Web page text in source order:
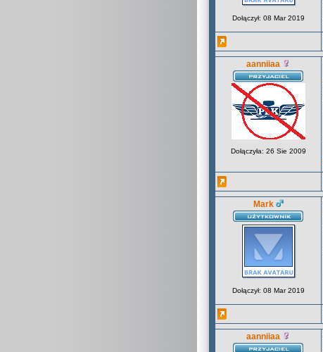
Dołączył: 08 Mar 2019
aanniiaa
Dołączyła: 26 Sie 2009
Mark
Dołączył: 08 Mar 2019
aanniiaa